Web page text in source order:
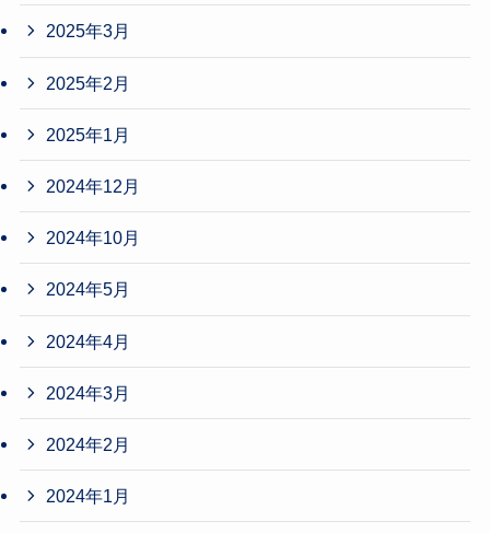
2025年3月
2025年2月
2025年1月
2024年12月
2024年10月
2024年5月
2024年4月
2024年3月
2024年2月
2024年1月